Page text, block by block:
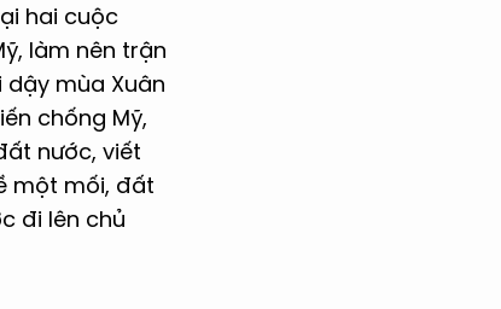
hai cuộc
làm nên trận
dậy mùa Xuân
chống Mỹ,
nước, viết
một mối, đất
đi lên chủ